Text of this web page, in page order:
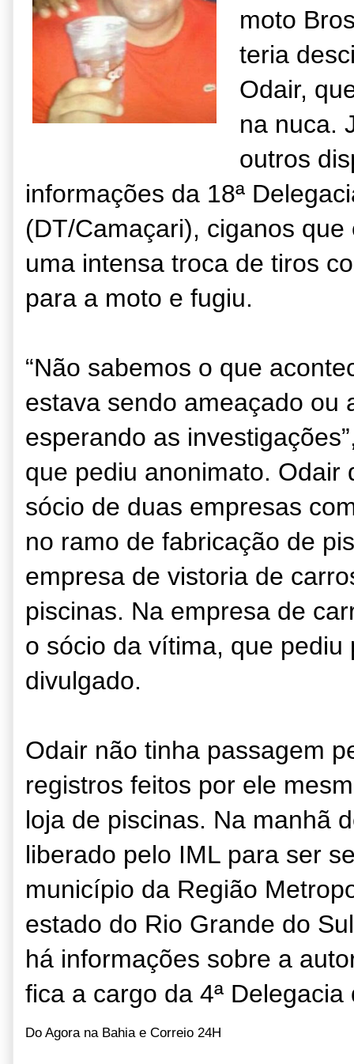
moto
teria
Odair,
na nuca.
outros
informações da 18ª
(DT/Camaçari), ciganos
uma intensa troca de tiros
para a moto e fugiu.
“Não sabemos o que
estava sendo ameaçado ou
esperando as
que pediu anonimato. Odair
sócio de duas empresas
no ramo de fabricação de
empresa de vistoria de
piscinas. Na empresa de
o sócio da vítima, que
divulgado.
Odair não tinha passagem
registros feitos por ele
loja de piscinas. Na manhã
liberado pelo IML para ser
município da Região
estado do Rio Grande do
há informações sobre a
fica a cargo da 4ª
Do Agora na Bahia e Correio 24H